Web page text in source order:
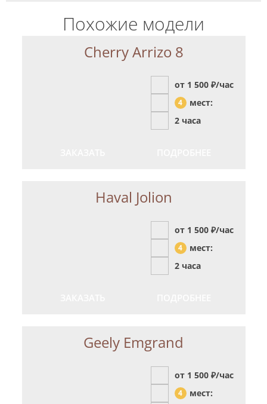
Похожие модели
Cherry Arrizo 8
от 1 500 ₽/час
4
мест:
2 часа
Haval Jolion
от 1 500 ₽/час
4
мест:
2 часа
Geely Emgrand
от 1 500 ₽/час
4
мест: